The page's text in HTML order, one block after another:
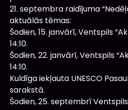
21. septembra raidījuma
aktuālās tēmas:
Šodien, 15. janvārī, Ventspils
14:10.
Šodien, 22. janvārī, Ventspils
14:10.
Kuldīga iekļauta UNESCO
sarakstā.
Šodien, 25. septembrī